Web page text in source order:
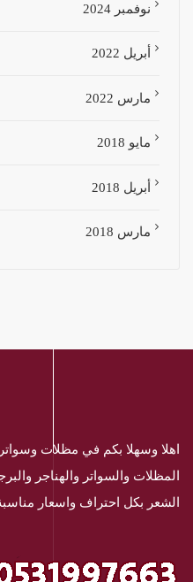
نوفمبر 2024
أبريل 2022
مارس 2022
مايو 2018
أبريل 2018
مارس 2018
اهلا وسهلا بكم في مظلات
المظلات والسواتر والهناجر
الشعر بكل احتراف واسعار